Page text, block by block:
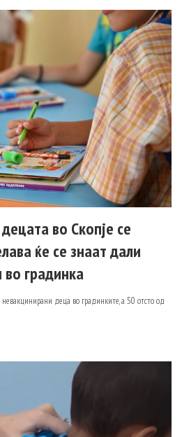
во Скопје се
ќе се знаат дали
градинка
деца во градинките, а 50 отсто од